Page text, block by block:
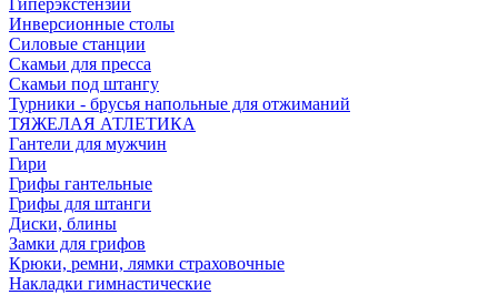
Гиперэкстензии
Инверсионные столы
Силовые станции
Скамьи для пресса
Скамьи под штангу
Турники - брусья напольные для отжиманий
ТЯЖЕЛАЯ АТЛЕТИКА
Гантели для мужчин
Гири
Грифы гантельные
Грифы для штанги
Диски, блины
Замки для грифов
Крюки, ремни, лямки страховочные
Накладки гимнастические